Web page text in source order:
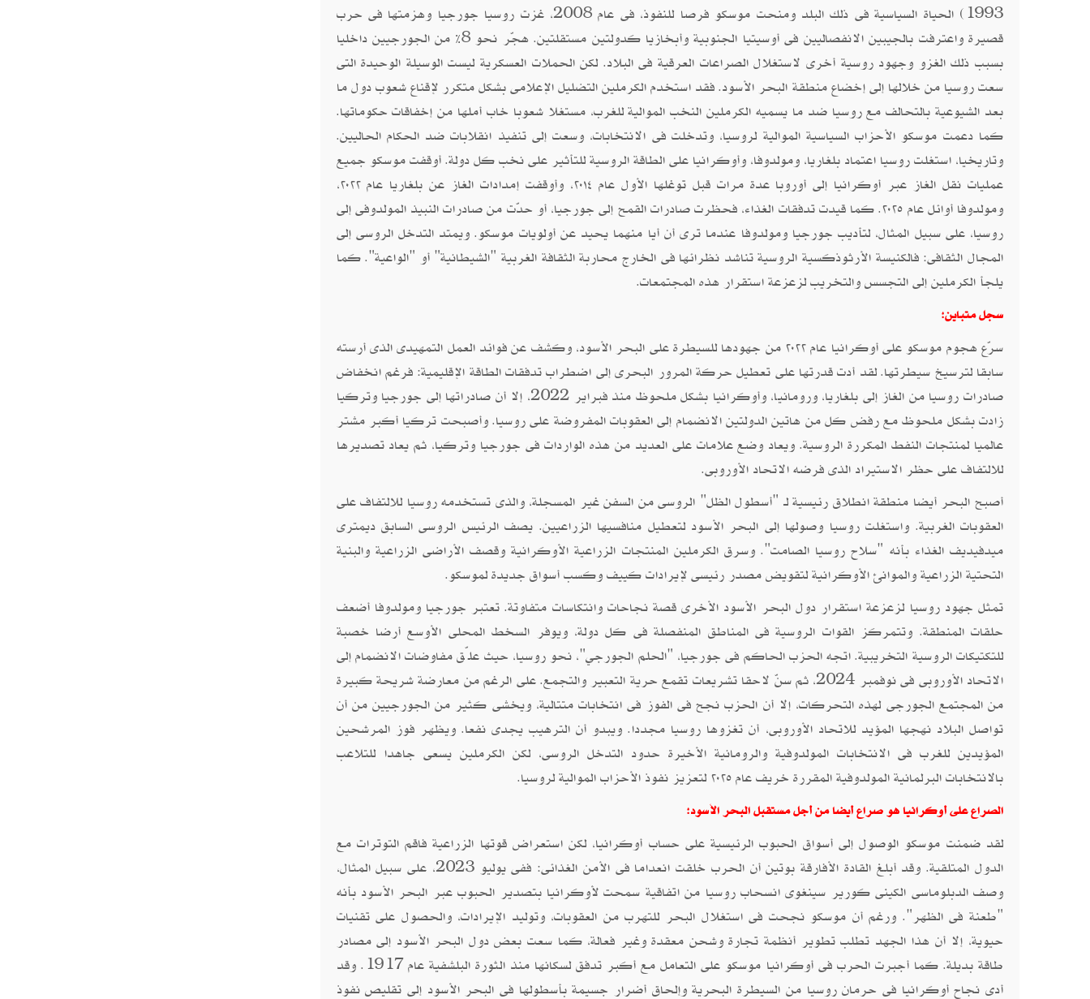
1993) الحياة السياسية فى ذلك البلد ومنحت موسكو فرصا للنفوذ، فى عام 2008، غزت روسيا جورجيا وهزمتها فى حرب
قصيرة واعترفت بالجيبين الانفصاليين فى أوسيتيا الجنوبية وأبخازيا كدولتين مستقلتين. هجّر نحو 8% من الجورجيين داخليا
بسبب ذلك الغزو وجهود روسية أخرى لاستغلال الصراعات العرقية فى البلاد. لكن الحملات العسكرية ليست الوسيلة الوحيدة التى
سعت روسيا من خلالها إلى إخضاع منطقة البحر الأسود. فقد استخدم الكرملين التضليل الإعلامى بشكل متكرر لإقناع شعوب دول ما
بعد الشيوعية بالتحالف مع روسيا ضد ما يسميه الكرملين النخب الموالية للغرب، مستغلا شعوبا خاب أملها من إخفاقات حكوماتها.
كما دعمت موسكو الأحزاب السياسية الموالية لروسيا، وتدخلت فى الانتخابات، وسعت إلى تنفيذ انقلابات ضد الحكام الحاليين.
وتاريخيا، استغلت روسيا اعتماد بلغاريا، ومولدوفا، وأوكرانيا على الطاقة الروسية للتأثير على نخب كل دولة. أوقفت موسكو جميع
عمليات نقل الغاز عبر أوكرانيا إلى أوروبا عدة مرات قبل توغلها الأول عام ٢٠١٤، وأوقفت إمدادات الغاز عن بلغاريا عام ٢٠٢٢،
ومولدوفا أوائل عام ٢٠٢٥. كما قيدت تدفقات الغذاء، فحظرت صادرات القمح إلى جورجيا، أو حدّت من صادرات النبيذ المولدوفى إلى
روسيا، على سبيل المثال، لتأديب جورجيا ومولدوفا عندما ترى أن أيا منهما يحيد عن أولويات موسكو. ويمتد التدخل الروسى إلى
المجال الثقافى: فالكنيسة الأرثوذكسية الروسية تناشد نظرائها فى الخارج محاربة الثقافة الغربية "الشيطانية" أو "الواعية". كما
يلجأ الكرملين إلى التجسس والتخريب لزعزعة استقرار هذه المجتمعات.
سجل متباين:
سرّع هجوم موسكو على أوكرانيا عام ٢٠٢٢ من جهودها للسيطرة على البحر الأسود، وكشف عن فوائد العمل التمهيدى الذى أرسته
سابقا لترسيخ سيطرتها. لقد أدت قدرتها على تعطيل حركة المرور البحرى إلى اضطراب تدفقات الطاقة الإقليمية: فرغم انخفاض
صادرات روسيا من الغاز إلى بلغاريا، ورومانيا، وأوكرانيا بشكل ملحوظ منذ فبراير 2022، إلا أن صادراتها إلى جورجيا وتركيا
زادت بشكل ملحوظ مع رفض كل من هاتين الدولتين الانضمام إلى العقوبات المفروضة على روسيا. وأصبحت تركيا أكبر مشتر
عالميا لمنتجات النفط المكررة الروسية. ويعاد وضع علامات على العديد من هذه الواردات فى جورجيا وتركيا، ثم يعاد تصديرها
للالتفاف على حظر الاستيراد الذى فرضه الاتحاد الأوروبى.
أصبح البحر أيضا منطقة انطلاق رئيسية لـ "أسطول الظل" الروسى من السفن غير المسجلة، والذى تستخدمه روسيا للالتفاف على
العقوبات الغربية. واستغلت روسيا وصولها إلى البحر الأسود لتعطيل منافسيها الزراعيين. يصف الرئيس الروسى السابق ديمترى
ميدفيديف الغذاء بأنه "سلاح روسيا الصامت". وسرق الكرملين المنتجات الزراعية الأوكرانية وقصف الأراضى الزراعية والبنية
التحتية الزراعية والموانئ الأوكرانية لتقويض مصدر رئيسى لإيرادات كييف وكسب أسواق جديدة لموسكو.
تمثل جهود روسيا لزعزعة استقرار دول البحر الأسود الأخرى قصة نجاحات وانتكاسات متفاوتة. تعتبر جورجيا ومولدوفا أضعف
حلقات المنطقة. وتتمركز القوات الروسية فى المناطق المنفصلة فى كل دولة، ويوفر السخط المحلى الأوسع أرضا خصبة
للتكتيكات الروسية التخريبية. اتجه الحزب الحاكم فى جورجيا، "الحلم الجورجي"، نحو روسيا، حيث علّق مفاوضات الانضمام إلى
الاتحاد الأوروبى فى نوفمبر 2024، ثم سنّ لاحقا تشريعات تقمع حرية التعبير والتجمع. على الرغم من معارضة شريحة كبيرة
من المجتمع الجورجى لهذه التحركات، إلا أن الحزب نجح فى الفوز فى انتخابات متتالية، ويخشى كثير من الجورجيين من أن
تواصل البلاد نهجها المؤيد للاتحاد الأوروبى، أن تغزوها روسيا مجددا. ويبدو أن الترهيب يجدى نفعا. ويظهر فوز المرشحين
المؤيدين للغرب فى الانتخابات المولدوفية والرومانية الأخيرة حدود التدخل الروسى، لكن الكرملين يسعى جاهدا للتلاعب
بالانتخابات البرلمانية المولدوفية المقررة خريف عام ٢٠٢٥ لتعزيز نفوذ الأحزاب الموالية لروسيا.
الصراع على أوكرانيا هو صراع أيضا من أجل مستقبل البحر الأسود:
لقد ضمنت موسكو الوصول إلى أسواق الحبوب الرئيسية على حساب أوكرانيا، لكن استعراض قوتها الزراعية فاقم التوترات مع
الدول المتلقية. وقد أبلغ القادة الأفارقة بوتين أن الحرب خلقت انعداما فى الأمن الغذائى: ففى يوليو 2023، على سبيل المثال،
وصف الدبلوماسى الكينى كورير سينغوى انسحاب روسيا من اتفاقية سمحت لأوكرانيا بتصدير الحبوب عبر البحر الأسود بأنه
"طعنة فى الظهر". ورغم أن موسكو نجحت فى استغلال البحر للتهرب من العقوبات، وتوليد الإيرادات، والحصول على تقنيات
حيوية، إلا أن هذا الجهد تطلب تطوير أنظمة تجارة وشحن معقدة وغير فعالة، كما سعت بعض دول البحر الأسود إلى مصادر
طاقة بديلة. كما أجبرت الحرب فى أوكرانيا موسكو على التعامل مع أكبر تدفق لسكانها منذ الثورة البلشفية عام 1917. وقد
أدى نجاح أوكرانيا فى حرمان روسيا من السيطرة البحرية وإلحاق أضرار جسيمة بأسطولها فى البحر الأسود إلى تقليص نفوذ